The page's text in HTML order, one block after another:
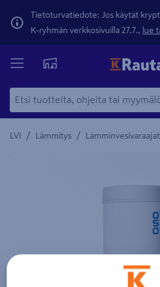
Tietoturvatiedote: Jos käytät
K-ryhmän verkkosivuilla 27.7., lue
LVI / Lämmitys / Lämminvesivaraajat
Yksityiskohtainen kuvaus löytyy